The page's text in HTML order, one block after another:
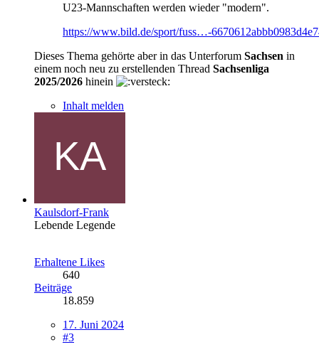
U23-Mannschaften werden wieder "modern".
https://www.bild.de/sport/fuss…-
Dieses Thema gehörte aber in das Unterforum Sachsen in
einem noch neu zu erstellenden Thread Sachsenliga
2025/2026 hinein
Inhalt melden
Kaulsdorf-Frank
Lebende Legende
Erhaltene Likes
640
Beiträge
18.859
17. Juni 2024
#3